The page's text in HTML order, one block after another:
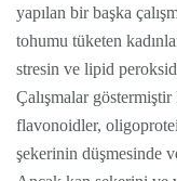
yapılan bir başka
tohumu tüketen
stresin ve lipid
Çalışmalar
flavonoidler,
şekerinin düşmesinde